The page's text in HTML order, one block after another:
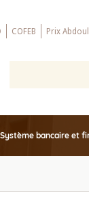
COFEB Prix
Système bancaire et